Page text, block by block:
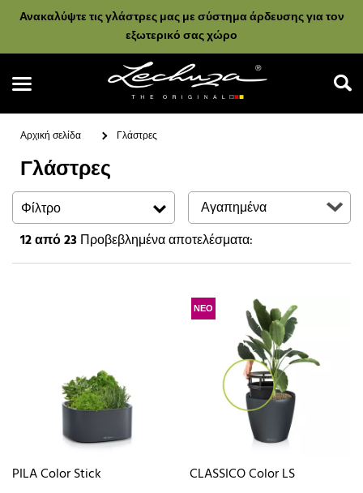
Ανακαλύψτε τις γλάστρες μας με σύστημα άρδευσης για τον
εξωτερικό σας χώρο
Αναζήτηση
Αρχική σελίδα Γλάστρες
Γλάστρες
Φίλτρο
12από 23Προβεβλημένα αποτελέσματα:
PILA Color Stick
ΝΕΟ
CLASSICO Color LS